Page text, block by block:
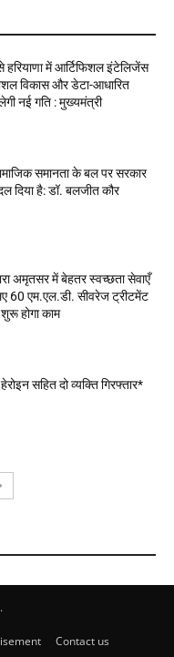
हरियाणा में आर्टिफिशल इंटेलिजेंस
विकास और डेटा-आधारित
नई गति : मुख्यमंत्री
समानता के बल पर सरकार
दिया है: डॉ. बलजीत कौर
अमृतसर में बेहतर स्वच्छता सेवाएँ
60 एम.एल.डी. सीवरेज ट्रीटमेंट
होगा काम
सहित दो व्यक्ति गिरफ्तार*
Contact us